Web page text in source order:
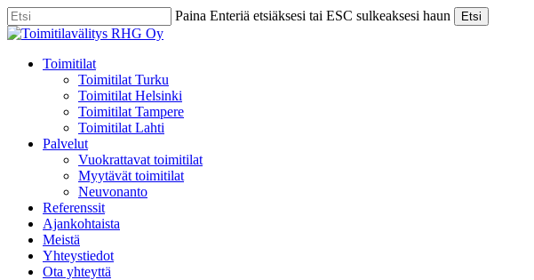
Skip
to
content
Paina Enteriä etsiäksesi tai ESC sulkeaksesi haun Etsi
Close
Menu
Toimitilat
Toimitilat Turku
Toimitilat Helsinki
Toimitilat Tampere
Toimitilat Lahti
Palvelut
Vuokrattavat toimitilat
Myytävät toimitilat
Neuvonanto
Referenssit
Ajankohtaista
Meistä
Yhteystiedot
Ota yhteyttä